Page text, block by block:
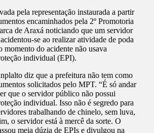
pela representação instaurada a partir
encaminhados pela 2º Promotoria
de Araxá noticiando que um servidor
se ao realizar atividade de poda
momento do acidente não usava
individual (EPI).
diz que a prefeitura não tem como
solicitados pelo MPT. “É só andar
que o servidor público não possui
individual. Isso não é segredo para
trabalhando de chinelo, sem luva,
o servidor está à mercê da sorte. O
meia dúzia de EPIs e divulgou na